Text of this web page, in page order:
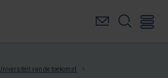
Universiteit van de toekomst